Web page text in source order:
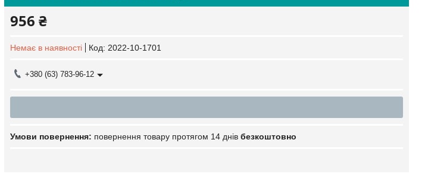
956 ₴
Немає в наявності Код: 2022-10-1701
+380 (63) 783-96-12
повернення товару протягом 14 днів безкоштовно